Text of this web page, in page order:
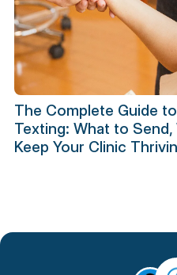
The Complete Guide
Texting: What to
Keep Your Clinic